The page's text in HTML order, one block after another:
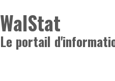
WalStat
Le portail